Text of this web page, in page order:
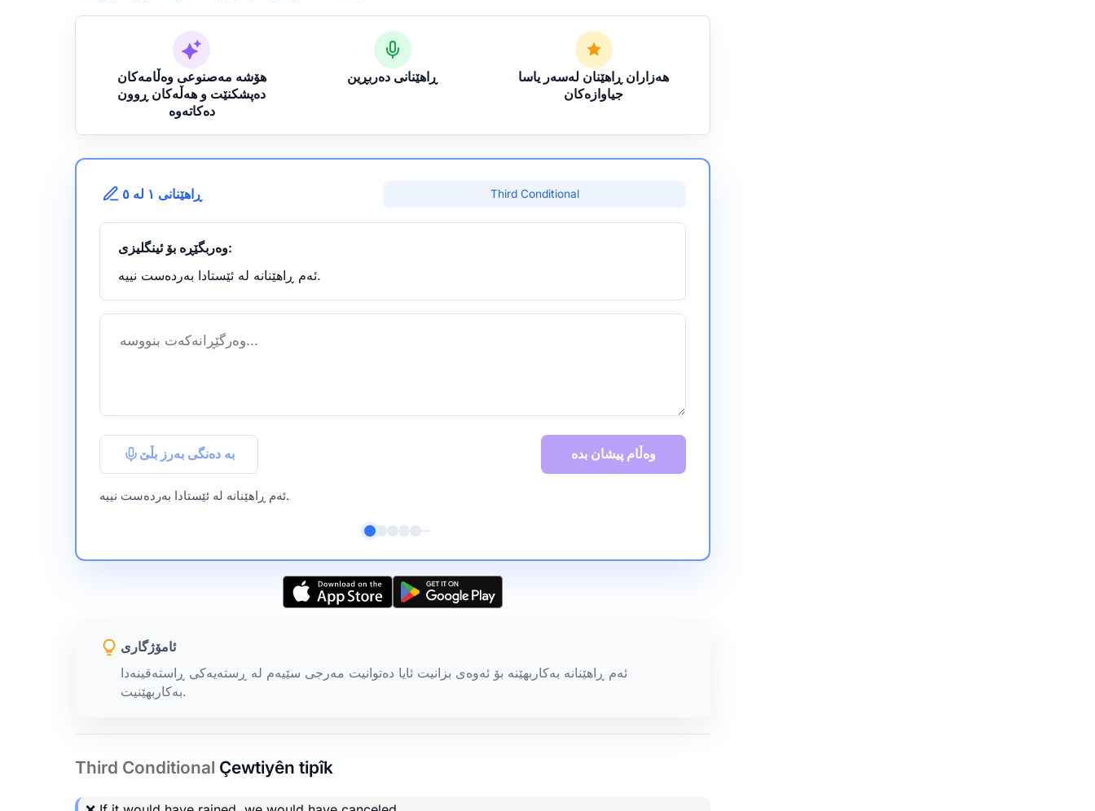
هۆشە مەصنوعی وەڵامەکان
دەپشکنێت و هەڵەکان ڕوون
دەکاتەوە
ڕاهێنانی دەربڕین
هەزاران ڕاهێنان لەسەر یاسا
جیاوازەکان
ڕاهێنانی ١ لە ٥ Third Conditional
وەربگێڕە بۆ ئینگلیزی:
ئەم ڕاهێنانە لە ئێستادا بەردەست نییە.
بە دەنگی بەرز بڵێ وەڵام پیشان بدە
ئەم ڕاهێنانە لە ئێستادا بەردەست نییە.
ئامۆژگاری
ئەم ڕاهێنانە بەکاربهێنە بۆ ئەوەی بزانیت ئایا دەتوانیت مەرجی سێیەم لە ڕستەیەکی ڕاستەقینەدا
بەکاربهێنیت.
Third Conditional Çewtiyên tipîk